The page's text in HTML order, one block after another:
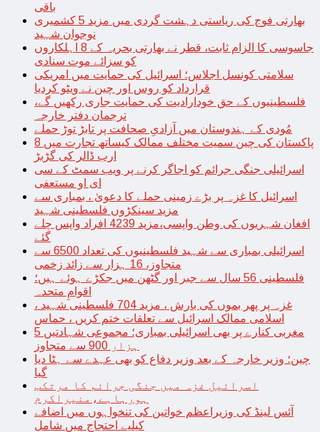
باقی
بھارتی فوج کی ریاستی دہشت گردی میں مزید 5 کشمیری
نوجوان شہید
جاسوسی کا الزام ثابت، قطر نے بھارتی بحریہ کے 8 اہلکاروں
کو سزائے موت سنادی
سلامتی کونسل اجلاس؛ اسرائیل کی حمایت میں امریکی
قرارداد کو روس اور چین نے ویٹو کردیا
فلسطینیوں کے حق خودارادیت کی حمایت جاری رکھیں گے،
ترجمان دفتر خارجہ
مُودی کے ہندوستان میں آزادیِ صحافت پر تابڑ توڑ حملے
پاکستان کی چین سمیت مختلف ممالک کیساتھ تجارت میں 8
ارب ڈالر کی گڑبڑ
اسرائیلی جنگی جرائم کو اجاگر کرنے پر ویب سمٹ کے سی
ای او مستعفی
اسرائیل کا غزہ پر بڑے زمینی حملے کا دعویٰ ، بمباری سے
مزید سینکڑوں فلسطینی شہید
افغان شہریوں کی وطن واپسی،مزید 4239 افراد واپس چلے
گئے
اسرائیلی بمباری سے شہید فلسطینیوں کی تعداد 6500 سے
متجاوز، 16 ہزار سے زائد زخمی
فلسطینی 56 سال سے جبر اور گٹھن میں جکڑے ہوئے ہیں؛
اقوامِ متحدہ
غزہ پر پھر بموں کی بارش ، مزید 704 فلسطینی شہید ،
اسلامی ممالک اسرائیل سے تعلقات ختم کریں ، حماس
مغربی کنارے پر بھی اسرائیلی بمباری؛ مجموعی شہادتیں 5
ہزار 900 سے متجاوز
چین؛ وزیر خارجہ کے بعد وزیر دفاع کو بھی عہدے سے ہٹا دیا
گیا
اسرائیل غزہ میں جنگی جرائم کا مرتکب
ہورہاہے،منیراکرم
آئس لینڈ کی وزیراعظم خواتین کی تنخواہوں میں اضافے
کیلیے احتجاج میں شامل